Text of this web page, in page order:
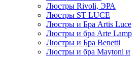
Люстры Rivoli, ЭРА
Люстры ST LUCE
Люстры и Бра Artis Luce
Люстры и бра Arte Lamp
Люстры и Бра Benetti
Люстры и бра Maytoni и